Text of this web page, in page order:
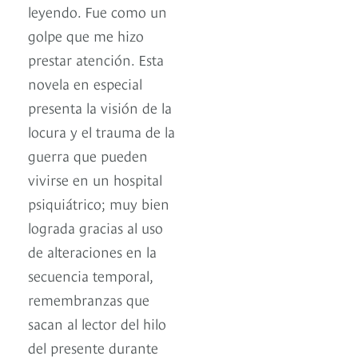
leyendo. Fue como un
golpe que me hizo
prestar atención. Esta
novela en especial
presenta la visión de la
locura y el trauma de la
guerra que pueden
vivirse en un hospital
psiquiátrico; muy bien
lograda gracias al uso
de alteraciones en la
secuencia temporal,
remembranzas que
sacan al lector del hilo
del presente durante